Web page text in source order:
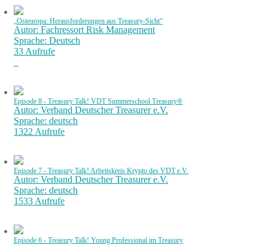
„Osteuropa: Herausforderungen aus Treasury-Sicht“
Autor: Fachressort Risk Management
Sprache: Deutsch
33 Aufrufe
Episode 8 - Treasury Talk! VDT Summerschool Treasury®
Autor: Verband Deutscher Treasurer e.V.
Sprache: deutsch
1322 Aufrufe
Episode 7 - Treasury Talk! Arbeitskreis Krypto des VDT e.V.
Autor: Verband Deutscher Treasurer e.V.
Sprache: deutsch
1533 Aufrufe
Episode 6 - Treasury Talk! Young Professional im Treasury